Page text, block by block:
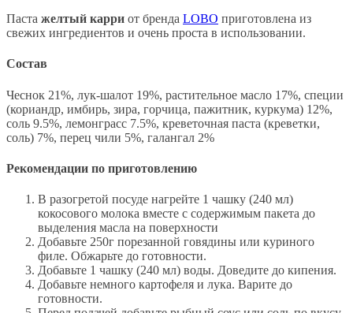
Паста желтый карри от бренда LOBO приготовлена из
свежих ингредиентов и очень проста в использовании.
Состав
Чеснок 21%, лук-шалот 19%, растительное масло 17%, специи
(кориандр, имбирь, зира, горчица, пажитник, куркума) 12%,
соль 9.5%, лемонграсс 7.5%, креветочная паста (креветки,
соль) 7%, перец чили 5%, галангал 2%
Рекомендации по приготовлению
В разогретой посуде нагрейте 1 чашку (240 мл)
кокосового молока вместе с содержимым пакета до
выделения масла на поверхности
Добавьте 250г порезанной говядины или куриного
филе. Обжарьте до готовности.
Добавьте 1 чашку (240 мл) воды. Доведите до кипения.
Добавьте немного картофеля и лука. Варите до
готовности.